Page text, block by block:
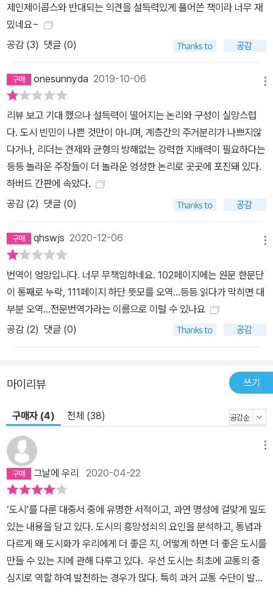
제인제이콥스와 반대되는 의견을 설득력있게 풀어쓴 책이라 너무 재
밌네요~
공감 (3) 댓글 (0)
onesunnyda 2019-10-06
리뷰 보고 기대 했으나 설득력이 떨어지는 논리와 구성이 실망스럽
다. 도시 빈민이 나쁜 것만이 아니며, 계층간의 주거분리가 나쁘지않
다거나, 리더는 견제와 균형의 방해없는 강력한 지배력이 필요하다는
등등 놀라운 주장들이 더 놀라운 엉성한 논리로 곳곳에 포진돼 있다.
하버드 간판에 속았다.
공감 (2) 댓글 (0)
qhswjs 2020-12-06
번역이 엉망입니다. 너무 무책임하네요. 102페이지에는 원문 한문단
이 통째로 누락, 111페이지 하단 뜻모를 오역...등등 읽다가 막히면 대
부분 오역...전문번역가라는 이름으로 이럴 수 있나요
공감 (2) 댓글 (0)
마이리뷰 쓰기
구매자 (4) 전체 (38)
그날에 우리 2020-04-22
‘도시’를 다룬 대중서 중에 유명한 서적이고, 과연 명성에 걸맞게 밀도
있는 내용을 담고 있다. 도시의 흥망성쇠의 요인을 분석하고, 통념과
다르게 왜 도시화가 우리에게 더 좋은 지, 어떻게 하면 더 좋은 도시를
만들 수 있는 지에 관해 다루고 있다. 우선 도시는 최초에 교통의 중
심지로 역할 하여 발전하는 경우가 많다. 특히 과거 교통 수단이 발달